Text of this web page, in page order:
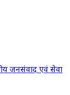
जनसंवाद एवं सेवा